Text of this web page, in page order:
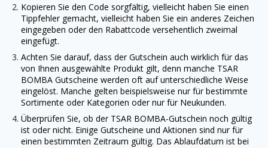
Kopieren Sie den Code sorgfältig, vielleicht haben Sie einen
Tippfehler gemacht, vielleicht haben Sie ein anderes Zeichen
eingegeben oder den Rabattcode versehentlich zweimal
eingefügt.
Achten Sie darauf, dass der Gutschein auch wirklich für das
von Ihnen ausgewählte Produkt gilt, denn manche TSAR
BOMBA Gutscheine werden oft auf unterschiedliche Weise
eingelöst. Manche gelten beispielsweise nur für bestimmte
Sortimente oder Kategorien oder nur für Neukunden.
Überprüfen Sie, ob der TSAR BOMBA-Gutschein noch gültig
ist oder nicht. Einige Gutscheine und Aktionen sind nur für
einen bestimmten Zeitraum gültig. Das Ablaufdatum ist bei